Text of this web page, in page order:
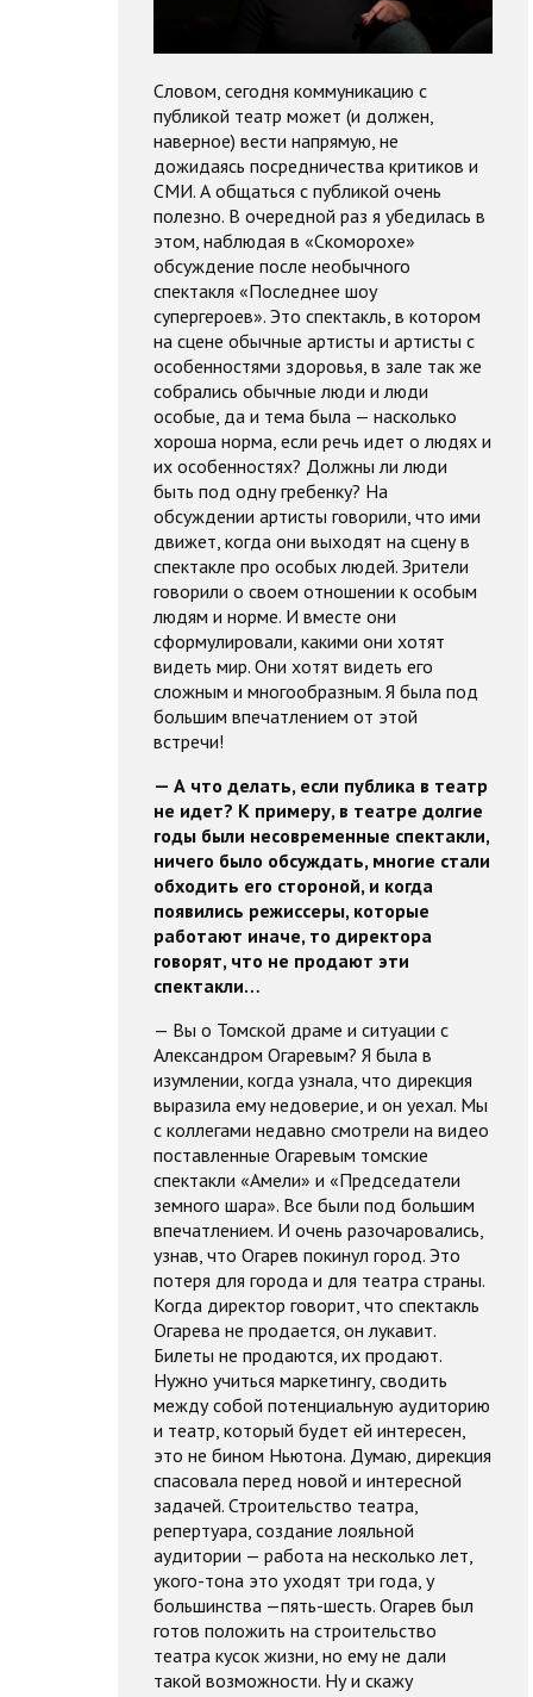
Словом, сегодня коммуникацию с
публикой театр может (и должен,
наверное) вести напрямую, не
дожидаясь посредничества критиков и
СМИ. А общаться с публикой очень
полезно. В очередной раз я убедилась в
этом, наблюдая в «Скоморохе»
обсуждение после необычного
спектакля «Последнее шоу
супергероев». Это спектакль, в котором
на сцене обычные артисты и артисты с
особенностями здоровья, в зале так же
собрались обычные люди и люди
особые, да и тема была — насколько
хороша норма, если речь идет о людях и
их особенностях? Должны ли люди
быть под одну гребенку? На
обсуждении артисты говорили, что ими
движет, когда они выходят на сцену в
спектакле про особых людей. Зрители
говорили о своем отношении к особым
людям и норме. И вместе они
сформулировали, какими они хотят
видеть мир. Они хотят видеть его
сложным и многообразным. Я была под
большим впечатлением от этой
встречи!
— А что делать, если публика в театр
не идет? К примеру, в театре долгие
годы были несовременные спектакли,
ничего было обсуждать, многие стали
обходить его стороной, и когда
появились режиссеры, которые
работают иначе, то директора
говорят, что не продают эти
спектакли…
— Вы о Томской драме и ситуации с
Александром Огаревым? Я была в
изумлении, когда узнала, что дирекция
выразила ему недоверие, и он уехал. Мы
с коллегами недавно смотрели на видео
поставленные Огаревым томские
спектакли «Амели» и «Председатели
земного шара». Все были под большим
впечатлением. И очень разочаровались,
узнав, что Огарев покинул город. Это
потеря для города и для театра страны.
Когда директор говорит, что спектакль
Огарева не продается, он лукавит.
Билеты не продаются, их продают.
Нужно учиться маркетингу, сводить
между собой потенциальную аудиторию
и театр, который будет ей интересен,
это не бином Ньютона. Думаю, дирекция
спасовала перед новой и интересной
задачей. Строительство театра,
репертуара, создание лояльной
аудитории — работа на несколько лет,
укого-тона это уходят три года, у
большинства —пять-шесть. Огарев был
готов положить на строительство
театра кусок жизни, но ему не дали
такой возможности. Ну и скажу